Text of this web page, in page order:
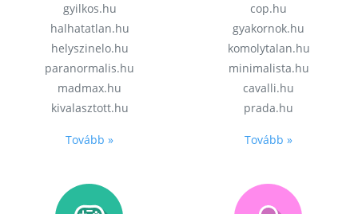
gyilkos.hu
halhatatlan.hu
helyszinelo.hu
paranormalis.hu
madmax.hu
kivalasztott.hu
Tovább »
cop.hu
gyakornok.hu
komolytalan.hu
minimalista.hu
cavalli.hu
prada.hu
Tovább »